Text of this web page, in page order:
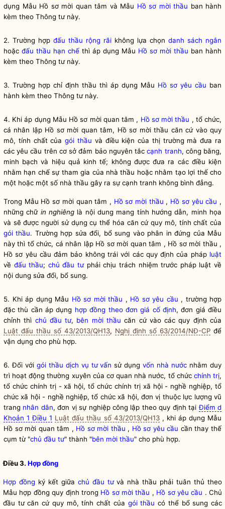
dụng Mẫu Hồ sơ mời quan tâm và Mẫu Hồ sơ mời thầu ban hành
kèm theo Thông tư này.
2. Trường hợp đấu thầu rộng rãi không lựa chọn danh sách ngắn
hoặc đấu thầu hạn chế thì áp dụng Mẫu Hồ sơ mời thầu ban hành
kèm theo Thông tư này.
3. Trường hợp chỉ định thầu thì áp dụng Mẫu Hồ sơ yêu cầu ban
hành kèm theo Thông tư này.
4. Khi áp dụng Mẫu Hồ sơ mời quan tâm , Hồ sơ mời thầu , tổ chức,
cá nhân lập Hồ sơ mời quan tâm, Hồ sơ mời thầu căn cứ vào quy
mô, tính chất củagói thầu và điều kiện của thị trường mà đưa ra
các yêu cầu trên cơ sở đảm bảo nguyên tắccạnh tranh, công bằng,
minh bạch và hiệu quả kinh tế; không được đưa ra các điều kiện
nhằm hạn chế sự tham gia của nhà thầu hoặc nhằm tạo lợi thế cho
một hoặc một số nhà thầu gây ra sựcạnh tranh không bình đẳng.
Trong Mẫu Hồ sơ mời quan tâm , Hồ sơ mời thầu , Hồ sơ yêu cầu ,
những chữ in nghiêng là nội dung mang tính hướng dẫn, minh họa
và sẽ được người sử dụng cụ thể hóa căn cứ quy mô, tính chất của
gói thầu. Trường hợp sửa đổi, bổ sung vào phân in đứng của Mẫu
này thì tổ chức, cá nhân lập Hồ sơ mời quan tâm , Hồ sơ mời thầu ,
Hồ sơ yêu cầu đảm bảo không trái với các quy định của pháp luật
về đấu thầu; chủ đầu tưphải chịu trách nhiệm trước pháp luật về
nội dung sửa đổi, bổ sung.
5. Khi áp dụng Mẫu Hồ sơ mời thầu , Hồ sơ yêu cầu , trường hợp
đặc thù cần áp dụng hợp đồng theo đơn giá cố định, đơn giá điều
chỉnh thì chủ đầu tư, bên mời thầu căn cứ vào các quy định của
Luật đấu thầu số 43/2013/QH13, Nghị định số 63/2014/NĐ-CP để
vận dụng cho phù hợp.
6. Đối với gói thầu dịch vụ tư vấn sử dụngvốn nhà nước nhằm duy
trì hoạt động thường xuyên của cơ quan nhà nước, tổ chức chính trị,
tổ chức chính trị- xã hội, tổ chức chính trịxã hội - nghề nghiệp, tổ
chức xã hội - nghề nghiệp, tổ chức xã hội, đơn vị thuộc lực lượng vũ
trang nhân dân, đơn vị sự nghiệp công lập theo quy định tạiĐiểm d
Khoản 1 Điều 1 Luật đấu thầu số 43/2013/QH13, khi áp dụng Mẫu
Hồ sơ mời quan tâm , Hồ sơ mời thầu , Hồ sơ yêu cầu cần thay thế
cụm từ "chủ đầu tư" thành "bên mời thầu" cho phù hợp.
Điều 3. Hợp đồng
Hợp đồng ký kết giữa chủ đầu tưvà nhà thầu phải tuân thủ theo
Mẫu hợp đồng quy định trong Hồ sơ mời thầu , Hồ sơ yêu cầu . Chủ
đầu tưcăn cứ quy mô, tính chất của gói thầu có thể bổ sung các